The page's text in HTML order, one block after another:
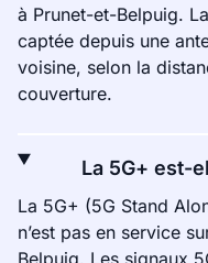
à Prunet-et-Belpuig.
captée depuis une
voisine, selon la
couverture.
La 5G+ est-
La 5G+ (5G Stand
n’est pas en service
Belpuig. Les signaux